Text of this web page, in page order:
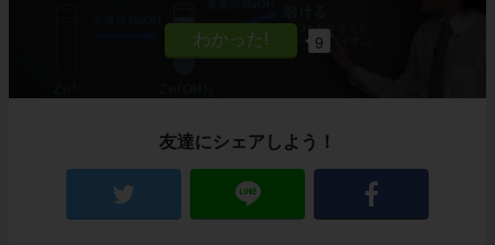
9
友達にシェアしよう！